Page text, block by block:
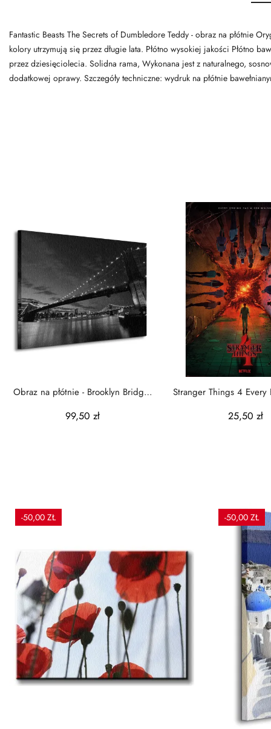
Fantastic Beasts The Secrets of Dumbledore Teddy - obraz na płótnie
kolory utrzymują się przez długie lata. Płótno wysokiej jakości Płótno
przez dziesięciolecia. Solidna rama, Wykonana jest z naturalnego,
dodatkowej oprawy. Szczegóły techniczne: wydruk na płótnie
Obraz na płótnie - Brooklyn Bridge
99,50 zł
Stranger Things 4 Every
25,50 zł
-50,00 ZŁ -50,00 ZŁ